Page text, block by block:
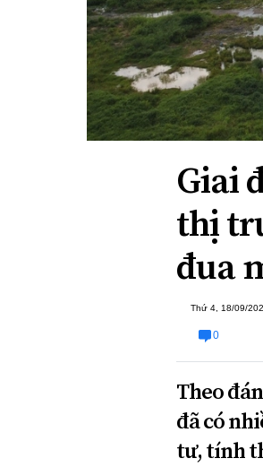
Xi nhan Trái Phải
Bạn đọc viết
Giai
thị
đua
Thứ 4, 18/09/
0
Theo
đã có
tư, tính